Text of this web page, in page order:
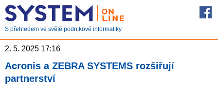
S přehledem ve světě podnikové informatiky
2. 5. 2025 17:16
Acronis a ZEBRA SYSTEMS rozšiřují
partnerství